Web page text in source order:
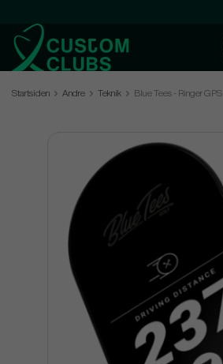
Startsiden Andre Teknik Blue Tees - Ringer GPS